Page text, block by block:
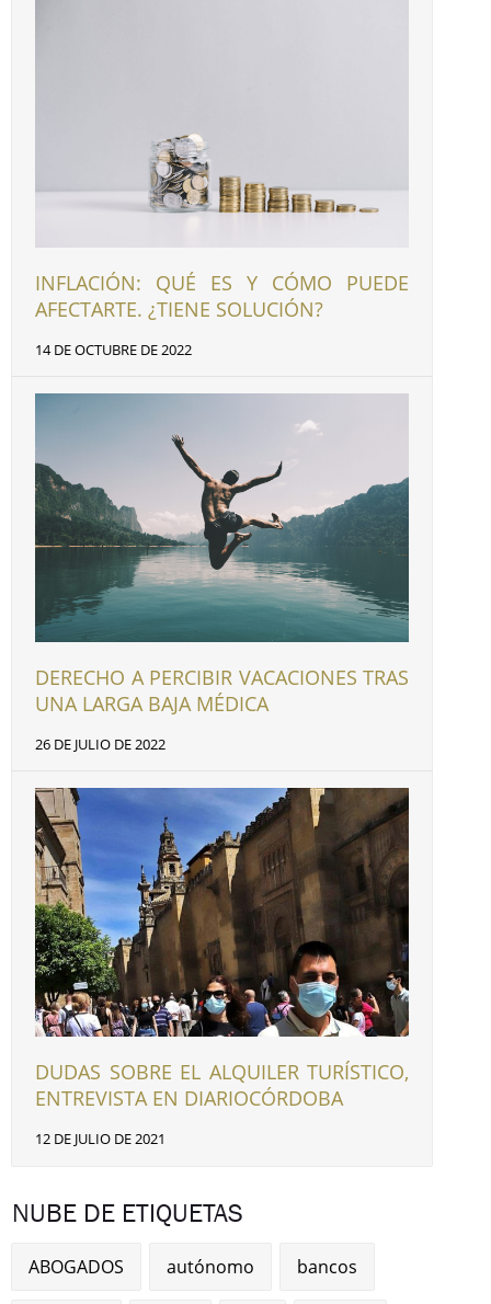
INFLACIÓN: QUÉ ES Y CÓMO PUEDE
AFECTARTE. ¿TIENE SOLUCIÓN?
14 DE OCTUBRE DE 2022
DERECHO A PERCIBIR VACACIONES TRAS
UNA LARGA BAJA MÉDICA
26 DE JULIO DE 2022
DUDAS SOBRE EL ALQUILER TURÍSTICO,
ENTREVISTA EN DIARIOCÓRDOBA
12 DE JULIO DE 2021
NUBE DE ETIQUETAS
ABOGADOS autónomo bancos